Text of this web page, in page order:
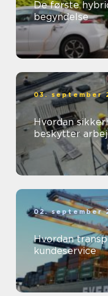
De første
begyndelse
03. september
Hvordan
beskytter
02. september
Hvordan
kundeservice